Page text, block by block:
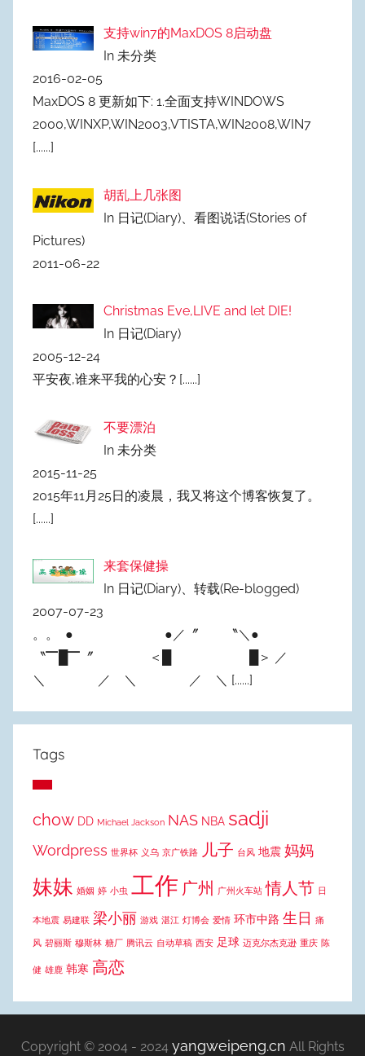
支持win7的MaxDOS 8启动盘
In 未分类
2016-02-05
MaxDOS 8 更新如下: 1.全面支持WINDOWS
2000,WINXP,WIN2003,VTISTA,WIN2008,WIN7
[......]
胡乱上几张图
In 日记(Diary)、看图说话(Stories of
Pictures)
2011-06-22
Christmas Eve,LIVE and let DIE!
In 日记(Diary)
2005-12-24
平安夜,谁来平我的心安？ [......]
不要漂泊
In 未分类
2015-11-25
2015年11月25日的凌晨，我又将这个博客恢复了。
[......]
来套保健操
In 日记(Diary)、转载(Re-blogged)
2007-07-23
。。 ● ●／〞 〝＼●
〝▔█▔〞 ＜█ █＞ ／
＼ ／ ＼ ／ ＼ [......]
Tags
chow DD Michael Jackson NAS NBA sadji
Wordpress 世界杯 义乌 京广铁路 儿子 台风 地震 妈妈
妹妹 婚姻 婷 小虫 工作 广州 广州火车站 情人节 日
本地震 易建联 梁小丽 游戏 湛江 灯博会 爱情 环市中路 生日 痛
风 碧丽斯 穆斯林 糖厂 腾讯云 自动草稿 西安 足球 迈克尔杰克逊 重庆 陈
健 雄鹿 韩寒 高恋
Copyright © 2004 - 2024 yangweipeng.cn All Rights